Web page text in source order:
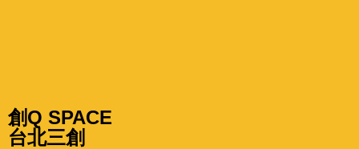
創Q SPACE
台北三創